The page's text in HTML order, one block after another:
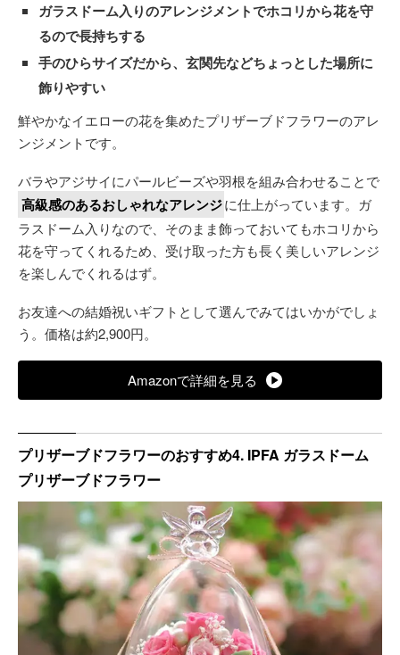
ガラスドーム入りのアレンジメントでホコリから花を守
るので長持ちする
手のひらサイズだから、玄関先などちょっとした場所に
飾りやすい
鮮やかなイエローの花を集めたプリザーブドフラワーのアレ
ンジメントです。
バラやアジサイにパールビーズや羽根を組み合わせることで
高級感のあるおしゃれなアレンジに仕上がっています。ガ
ラスドーム入りなので、そのまま飾っておいてもホコリから
花を守ってくれるため、受け取った方も長く美しいアレンジ
を楽しんでくれるはず。
お友達への結婚祝いギフトとして選んでみてはいかがでしょ
う。価格は約2,900円。
Amazonで詳細を見る
プリザーブドフラワーのおすすめ4. IPFA ガラスドーム
プリザーブドフラワー